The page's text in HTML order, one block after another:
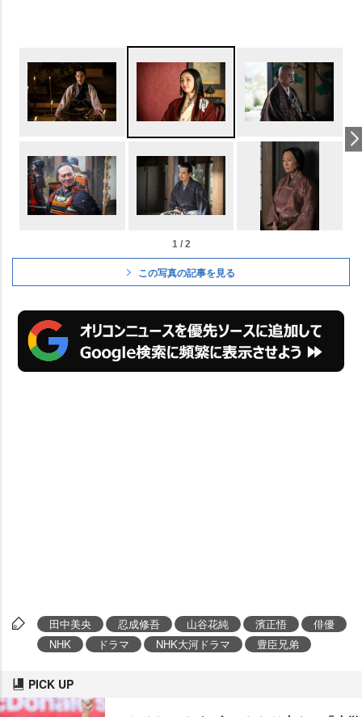
1 / 2
この写真の記事を見る
田中美央 忍成修吾 山谷花純 濱正悟
俳優
NHK
ドラマ NHK大河ドラマ 豊臣兄弟
PICK UP